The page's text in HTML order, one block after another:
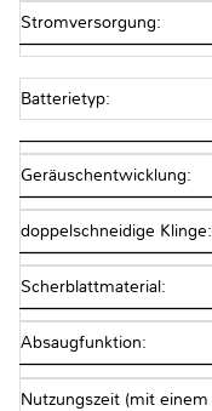
Stromversorgung:
Batterietyp:
Geräuschentwicklung:
doppelschneidige Klinge:
Scherblattmaterial:
Absaugfunktion:
Nutzungszeit (mit einem